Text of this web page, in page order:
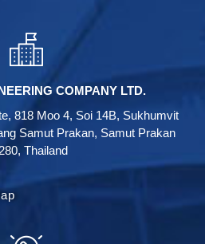
COMPANY LTD.
818 Moo 4, Soi 14B, Sukhumvit
Samut Prakan, Samut Prakan
Thailand